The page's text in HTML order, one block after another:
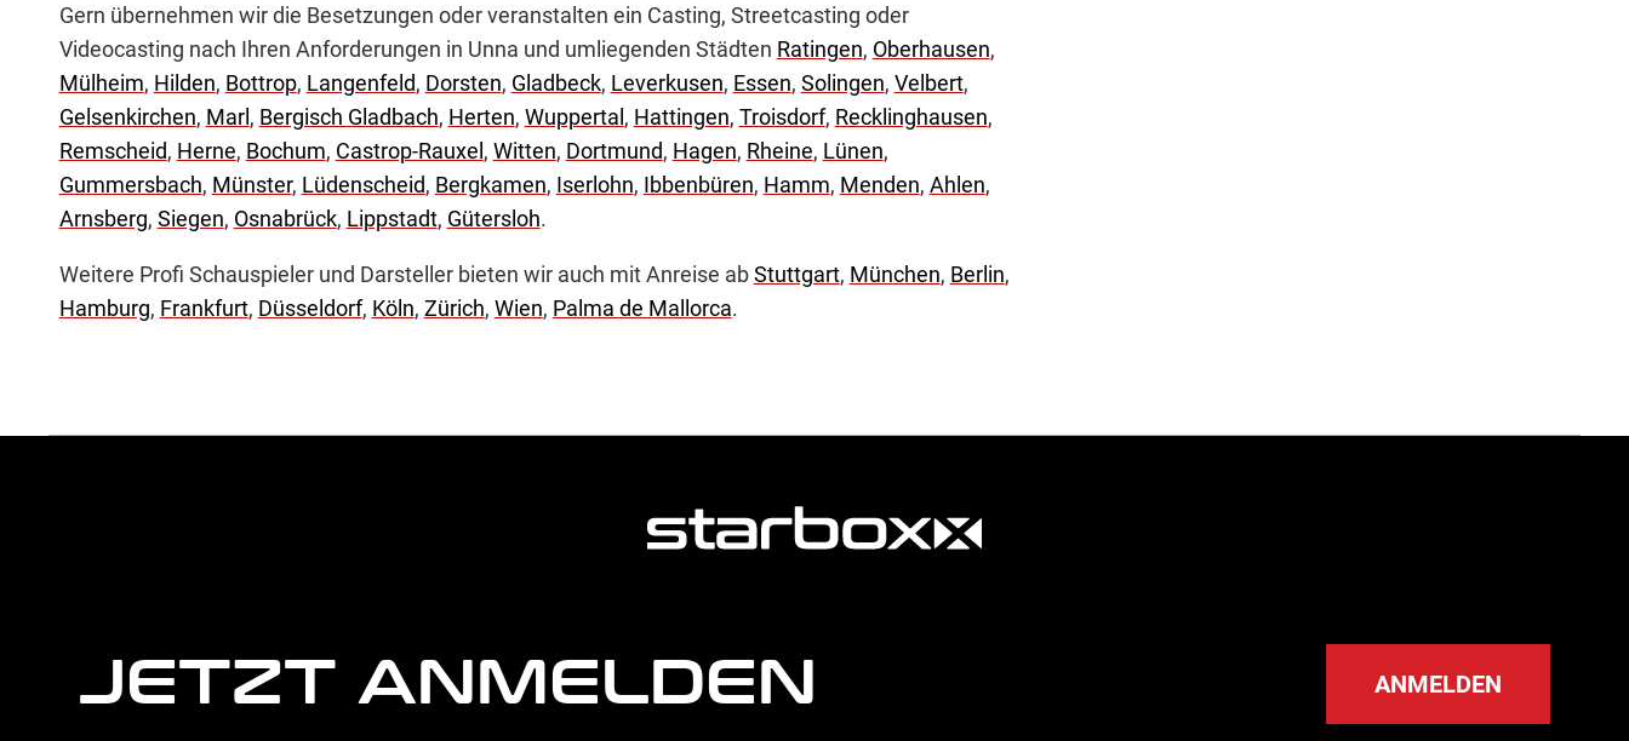
Gern übernehmen wir die Besetzungen oder veranstalten ein Casting, Streetcasting oder
Videocasting nach Ihren Anforderungen in Unna und umliegenden Städten Ratingen, Oberhausen,
Mülheim, Hilden, Bottrop, Langenfeld, Dorsten, Gladbeck, Leverkusen, Essen, Solingen, Velbert,
Gelsenkirchen, Marl, Bergisch Gladbach, Herten, Wuppertal, Hattingen, Troisdorf, Recklinghausen,
Remscheid, Herne, Bochum, Castrop-Rauxel, Witten, Dortmund, Hagen, Rheine, Lünen,
Gummersbach, Münster, Lüdenscheid, Bergkamen, Iserlohn, Ibbenbüren, Hamm, Menden, Ahlen,
Arnsberg, Siegen, Osnabrück, Lippstadt, Gütersloh.
Weitere Profi Schauspieler und Darsteller bieten wir auch mit Anreise abStuttgart, München, Berlin,
Hamburg, Frankfurt, Düsseldorf, Köln, Zürich, Wien, Palma de Mallorca.
JETZT ANMELDEN ANMELDEN